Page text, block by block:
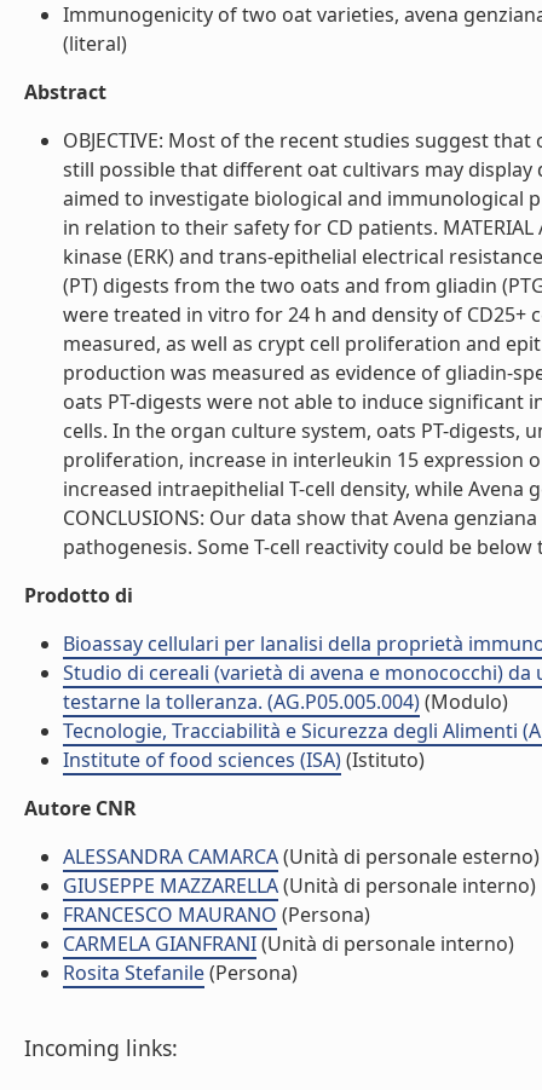
Immunogenicity of two oat varieties, avena
(literal)
Abstract
OBJECTIVE: Most of the recent studies suggest
still possible that different oat cultivars may
aimed to investigate biological and immunological
in relation to their safety for CD patients.
kinase (ERK) and trans-epithelial electrical
(PT) digests from the two oats and from gliadin
were treated in vitro for 24 h and density of CD25+
measured, as well as crypt cell proliferation and
production was measured as evidence of gliadin-
oats PT-digests were not able to induce significant
cells. In the organ culture system, oats PT-digests,
proliferation, increase in interleukin 15 expression
increased intraepithelial T-cell density, while Avena
CONCLUSIONS: Our data show that Avena
pathogenesis. Some T-cell reactivity could be
Prodotto di
Bioassay cellulari per lanalisi della proprietà
Studio di cereali (varietà di avena e monococchi)
testarne la tolleranza. (AG.P05.005.004)(Modulo)
Tecnologie, Tracciabilità e Sicurezza degli Alimenti
Institute of food sciences (ISA)(Istituto)
Autore CNR
ALESSANDRA CAMARCA(Unità di personale esterno)
GIUSEPPE MAZZARELLA(Unità di personale interno)
FRANCESCO MAURANO (Persona)
CARMELA GIANFRANI(Unità di personale interno)
Rosita Stefanile(Persona)
Incoming links: